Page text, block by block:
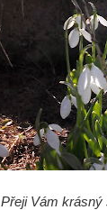
Přeji Vám krásný